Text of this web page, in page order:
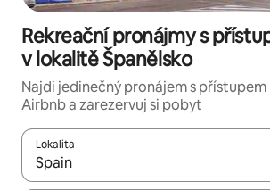
Rekreační pronájmy s
v lokalitě Španělsko
Najdi jedinečný pronájem s přístupem
Airbnb a zarezervuj si pobyt
Lokalita
Až budou výsledky k dispozici, můžeš